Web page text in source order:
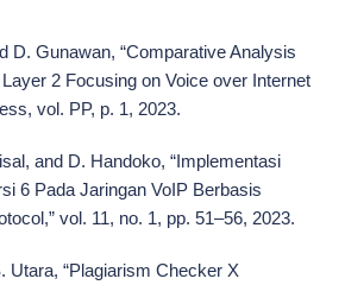
D. Gunawan, “Comparative Analysis
2 Focusing on Voice over Internet
vol. PP, p. 1, 2023.
and D. Handoko, “Implementasi
6 Pada Jaringan VoIP Berbasis
vol. 11, no. 1, pp. 51–56, 2023.
Utara, “Plagiarism Checker X